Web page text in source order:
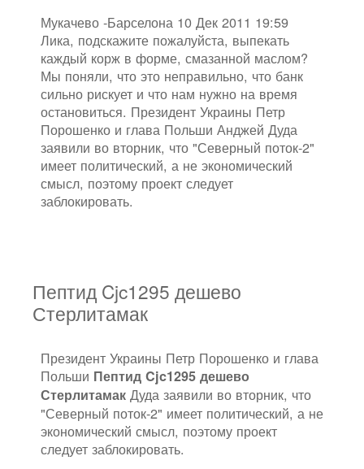
Мукачево -Барселона 10 Дек 2011 19:59
Лика, подскажите пожалуйста, выпекать
каждый корж в форме, смазанной маслом?
Мы поняли, что это неправильно, что банк
сильно рискует и что нам нужно на время
остановиться. Президент Украины Петр
Порошенко и глава Польши Анджей Дуда
заявили во вторник, что "Северный поток-2"
имеет политический, а не экономический
смысл, поэтому проект следует
заблокировать.
Пептид Cjc1295 дешево
Стерлитамак
Президент Украины Петр Порошенко и глава
Польши Пептид Cjc1295 дешево
Стерлитамак Дуда заявили во вторник, что
"Северный поток-2" имеет политический, а не
экономический смысл, поэтому проект
следует заблокировать.